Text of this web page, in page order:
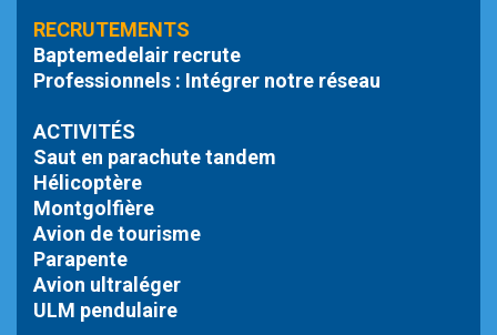
RECRUTEMENTS
Baptemedelair recrute
Professionnels : Intégrer notre réseau
ACTIVITÉS
Saut en parachute tandem
Hélicoptère
Montgolfière
Avion de tourisme
Parapente
Avion ultraléger
ULM pendulaire